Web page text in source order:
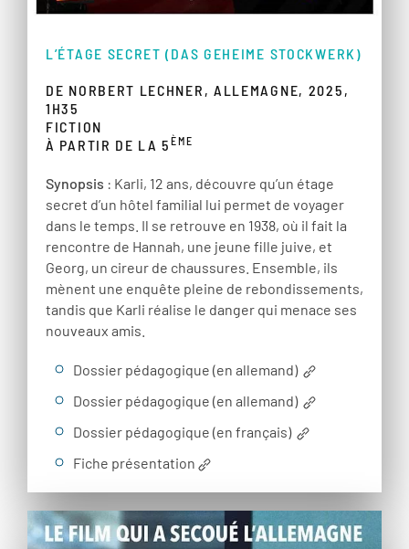
L’ÉTAGE SECRET (DAS GEHEIME STOCKWERK)
DE NORBERT LECHNER, ALLEMAGNE, 2025,
1H35
FICTION
À PARTIR DE LA 5ÈME
Synopsis : Karli, 12 ans, découvre qu’un étage
secret d’un hôtel familial lui permet de voyager
dans le temps. Il se retrouve en 1938, où il fait la
rencontre de Hannah, une jeune fille juive, et
Georg, un cireur de chaussures. Ensemble, ils
mènent une enquête pleine de rebondissements,
tandis que Karli réalise le danger qui menace ses
nouveaux amis.
Dossier pédagogique (en allemand)
Dossier pédagogique (en allemand)
Dossier pédagogique (en français)
Fiche présentation